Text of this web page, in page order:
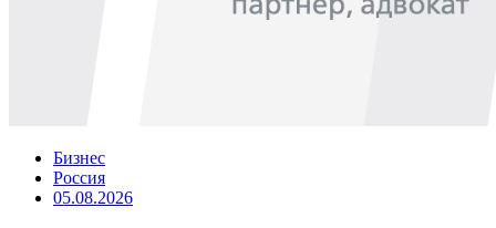
Бизнес
Россия
05.08.2026